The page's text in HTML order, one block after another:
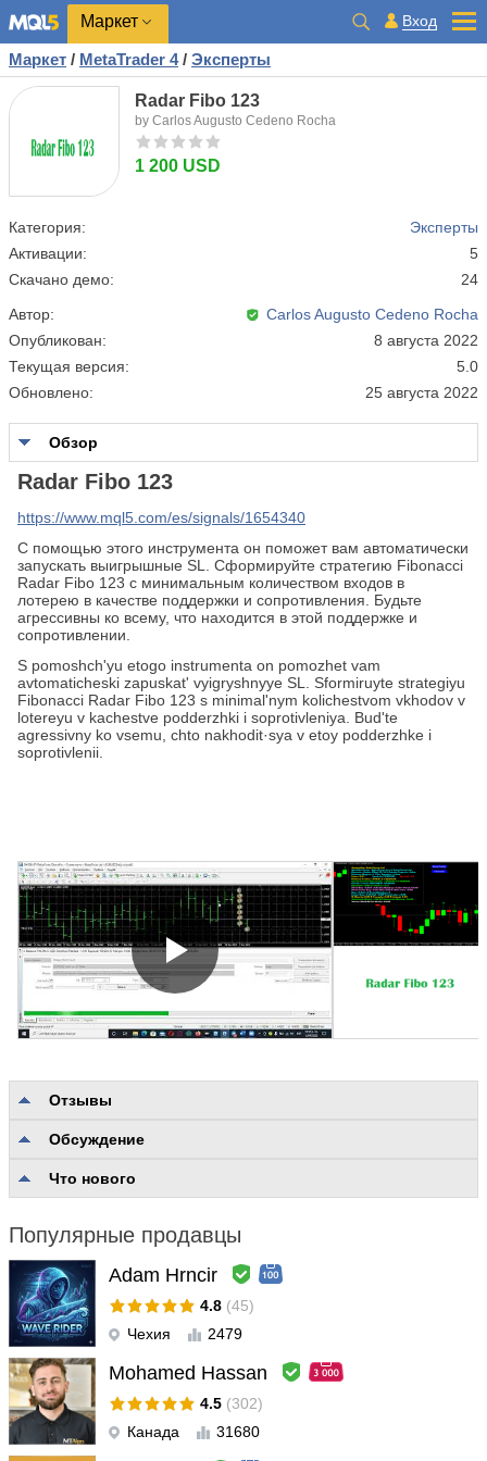
Маркет Вход
Маркет / MetaTrader 4 / Эксперты
Radar Fibo 123
by Carlos Augusto Cedeno Rocha
1 200 USD
Категория:
Эксперты
Активации:
5
Скачано демо:
24
Автор:
Carlos Augusto Cedeno Rocha
Опубликован:
8 августа 2022
Текущая версия:
5.0
Обновлено:
25 августа 2022
Обзор
Radar Fibo 123
https://www.mql5.com/es/signals/1654340
С помощью этого инструмента он поможет вам автоматически
запускать выигрышные SL. Сформируйте стратегию Fibonacci
Radar Fibo 123 с минимальным количеством входов в
лотерею в качестве поддержки и сопротивления. Будьте
агрессивны ко всему, что находится в этой поддержке и
сопротивлении.
S pomoshchʹyu etogo instrumenta on pomozhet vam
avtomaticheski zapuskatʹ vyigryshnyye SL. Sformiruyte strategiyu
Fibonacci Radar Fibo 123 s minimalʹnym kolichestvom vkhodov v
lotereyu v kachestve podderzhki i soprotivleniya. Budʹte
agressivny ko vsemu, chto nakhodit·sya v etoy podderzhke i
soprotivlenii.
Отзывы
Обсуждение
Что нового
Популярные продавцы
Adam Hrncir
4.8 (45)
Чехия
2479
Mohamed Hassan
4.5 (302)
Канада
31680